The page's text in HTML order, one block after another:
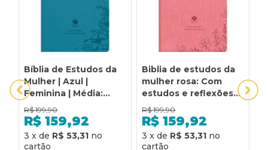
Bíblia de Estudos da
Mulher | Azul |
Feminina | Média:
Com estudos e
reflexões de gênesis
a apocalipse
R$ 199,90
R$ 159,92
3 x de R$ 53,31
Biblia de estudos da
mulher rosa: Com
estudos e reflexões
de gênesis a
apocalipse
R$ 199,90
R$ 159,92
3 x de R$ 53,31